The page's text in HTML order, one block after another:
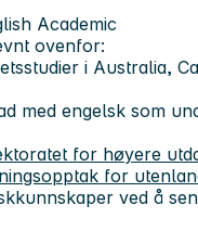
Academic
ovenfor:
i Australia,
med engelsk som
for høyere
for
ved å